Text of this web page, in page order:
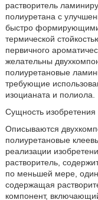
растворитель
полиуретана с
быстро
термической
первичного
желательны
полиуретановые
требующие
изоцианата и полиола.
Сущность изобретения
Описываются
полиуретановые
реализации
растворитель,
по меньшей мере,
содержащая
компонент,